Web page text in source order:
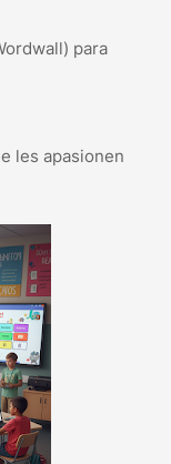
para
les apasionen